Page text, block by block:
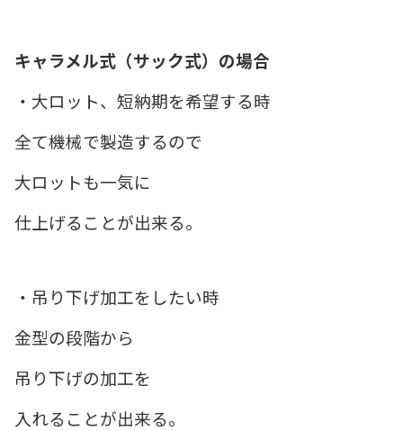
キャラメル式（サック式）の場合
・大ロット、短納期を希望する時
全て機械で製造するので
大ロットも一気に
仕上げることが出来る。
・吊り下げ加工をしたい時
金型の段階から
吊り下げの加工を
入れることが出来る。